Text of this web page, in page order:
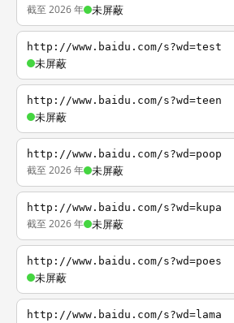
截至 2026 年 未屏蔽
http://www.baidu.com/s?wd=test
未屏蔽
http://www.baidu.com/s?wd=teen
未屏蔽
http://www.baidu.com/s?wd=poop
截至 2026 年 未屏蔽
http://www.baidu.com/s?wd=kupa
截至 2026 年 未屏蔽
http://www.baidu.com/s?wd=poes
未屏蔽
http://www.baidu.com/s?wd=lama